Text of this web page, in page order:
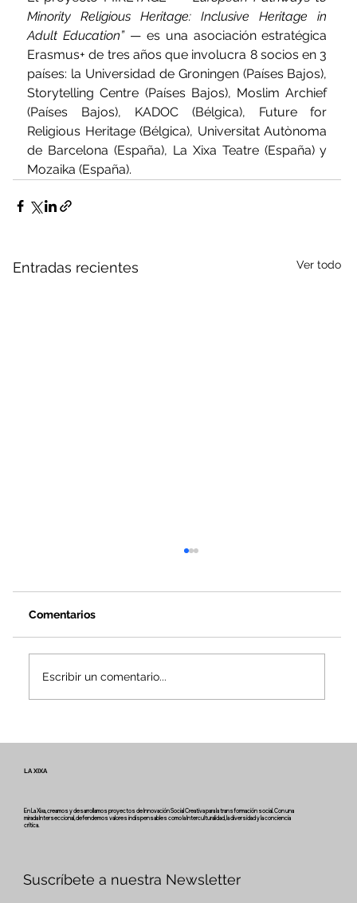
Minority Religious Heritage: Inclusive Heritage in
Adult Education” — es una asociación estratégica
Erasmus+ de tres años que involucra 8 socios en 3
países: la Universidad de Groningen (Países Bajos),
Storytelling Centre (Países Bajos), Moslim Archief
(Países Bajos), KADOC (Bélgica), Future for
Religious Heritage (Bélgica), Universitat Autònoma
de Barcelona (España), La Xixa Teatre (España) y
Mozaika (España).
Entradas recientes Ver todo
Comentarios
Escribir un comentario...
LA XIXA
En La Xixa, creamos y desarrollamos proyectos de Innovación Social Creativa para la transformación social. Con una
mirada Interseccional, defendemos valores indispensables como la Interculturalidad, la diversidad y la conciencia
crítica.
Suscríbete a nuestra Newsletter